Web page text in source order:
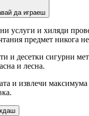
да играеш
услуги и хиляди
предмет никога
и десетки сигурни
и лесна.
и извлечи максимума